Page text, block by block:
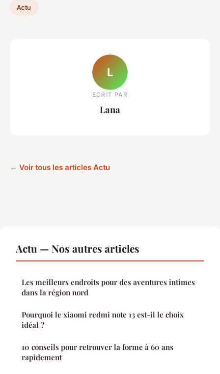
Actu
L
ECRIT PAR
Lana
← Voir tous les articles Actu
Actu — Nos autres articles
Les meilleurs endroits pour des aventures intimes
dans la région nord
Pourquoi le xiaomi redmi note 13 est-il le choix
idéal ?
10 conseils pour retrouver la forme à 60 ans
rapidement